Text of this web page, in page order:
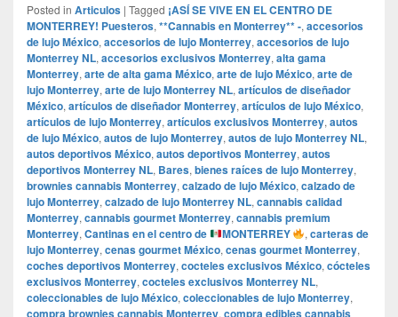
Posted in Articulos | Tagged ¡ASÍ SE VIVE EN EL CENTRO DE
MONTERREY! Puesteros, **Cannabis en Monterrey** -, accesorios
de lujo México, accesorios de lujo Monterrey, accesorios de lujo
Monterrey NL, accesorios exclusivos Monterrey, alta gama
Monterrey, arte de alta gama México, arte de lujo México, arte de
lujo Monterrey, arte de lujo Monterrey NL, artículos de diseñador
México, artículos de diseñador Monterrey, artículos de lujo México,
artículos de lujo Monterrey, artículos exclusivos Monterrey, autos
de lujo México, autos de lujo Monterrey, autos de lujo Monterrey NL,
autos deportivos México, autos deportivos Monterrey, autos
deportivos Monterrey NL, Bares, bienes raíces de lujo Monterrey,
brownies cannabis Monterrey, calzado de lujo México, calzado de
lujo Monterrey, calzado de lujo Monterrey NL, cannabis calidad
Monterrey, cannabis gourmet Monterrey, cannabis premium
Monterrey, Cantinas en el centro de MONTERREY ,carteras de
lujo Monterrey, cenas gourmet México, cenas gourmet Monterrey,
coches deportivos Monterrey, cocteles exclusivos México, cócteles
exclusivos Monterrey, cocteles exclusivos Monterrey NL,
coleccionables de lujo México, coleccionables de lujo Monterrey,
compra brownies cannabis Monterrey, compra edibles cannabis